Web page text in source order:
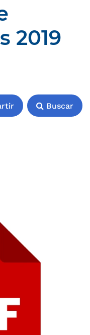
2019
Buscar